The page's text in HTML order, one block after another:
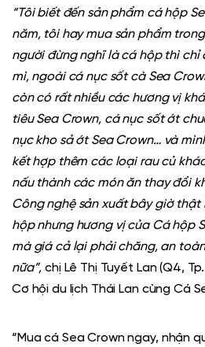
“Tôi biết đến sản phẩm cá hộp
năm, tôi hay mua sản phẩm
người đừng nghĩ là cá hộp thì chỉ
mì, ngoài cá nục sốt cà Sea
còn có rất nhiều các hương vị
tiêu Sea Crown, cá nục sốt ớt
nục kho sả ớt Sea Crown… và
kết hợp thêm các loại rau củ
nấu thành các món ăn thay đổi
Công nghệ sản xuất bây giờ thật
hộp nhưng hương vị của Cá hộp
mà giá cả lại phải chăng, an
nữa”, chị Lê Thị Tuyết Lan (Q4,
Cơ hội du lịch Thái Lan cùng Cá
“Mua cá Sea Crown ngay, nhận